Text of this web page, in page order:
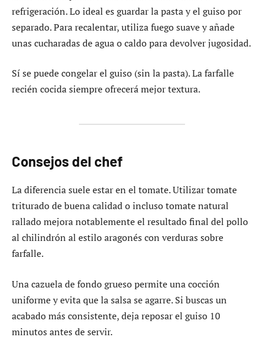
refrigeración. Lo ideal es guardar la pasta y el guiso por
separado. Para recalentar, utiliza fuego suave y añade
unas cucharadas de agua o caldo para devolver jugosidad.
Sí se puede congelar el guiso (sin la pasta). La farfalle
recién cocida siempre ofrecerá mejor textura.
Consejos del chef
La diferencia suele estar en el tomate. Utilizar tomate
triturado de buena calidad o incluso tomate natural
rallado mejora notablemente el resultado final del pollo
al chilindrón al estilo aragonés con verduras sobre
farfalle.
Una cazuela de fondo grueso permite una cocción
uniforme y evita que la salsa se agarre. Si buscas un
acabado más consistente, deja reposar el guiso 10
minutos antes de servir.